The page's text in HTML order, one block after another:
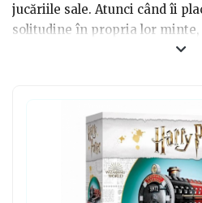
jucăriile sale. Atunci când îi
solitudine în propria lor minte,
dezvolte imaginația și
Puzzle-urile sunt o metodă
timpului atunci când vrei să
Puzzle-urile îi pot ajuta pe
de rezolvare a problemelor,